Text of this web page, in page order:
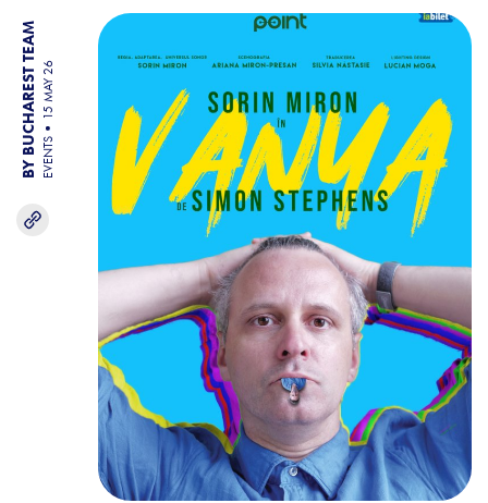
BY BUCHAREST TEAM EVENTS
15 MAY 26